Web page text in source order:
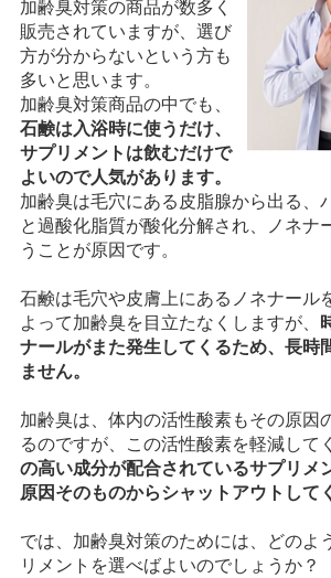
加齢臭対策の商品が数多く
販売されていますが、選び
方が分からないという方も
多いと思います。
加齢臭対策商品の中でも、
石鹸は入浴時に使うだけ、
サプリメントは飲むだけで
よいので人気があります。
加齢臭は毛穴にある皮脂腺から出る、
と過酸化脂質が酸化分解され、ノネナ
うことが原因です。
石鹸は毛穴や皮膚上にあるノネナール
よって加齢臭を目立たなくしますが、
ナールがまた発生してくるため、長時
ません。
加齢臭は、体内の活性酸素もその原因
るのですが、この活性酸素を軽減して
の高い成分が配合されているサプリメ
原因そのものからシャットアウトして
では、加齢臭対策のためには、どのよ
リメントを選べばよいのでしょうか？